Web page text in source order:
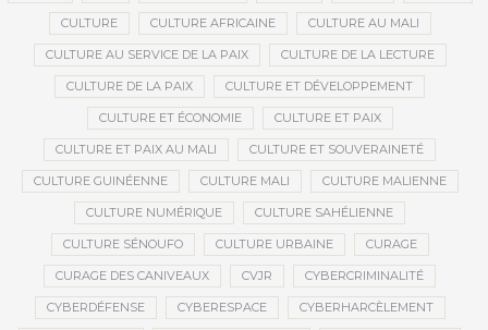
CULTURE CULTURE AFRICAINE CULTURE AU MALI
CULTURE AU SERVICE DE LA PAIX CULTURE DE LA LECTURE
CULTURE DE LA PAIX CULTURE ET DÉVELOPPEMENT
CULTURE ET ÉCONOMIE CULTURE ET PAIX
CULTURE ET PAIX AU MALI CULTURE ET SOUVERAINETÉ
CULTURE GUINÉENNE CULTURE MALI CULTURE MALIENNE
CULTURE NUMÉRIQUE CULTURE SAHÉLIENNE
CULTURE SÉNOUFO CULTURE URBAINE CURAGE
CURAGE DES CANIVEAUX CVJR CYBERCRIMINALITÉ
CYBERDÉFENSE CYBERESPACE CYBERHARCÈLEMENT